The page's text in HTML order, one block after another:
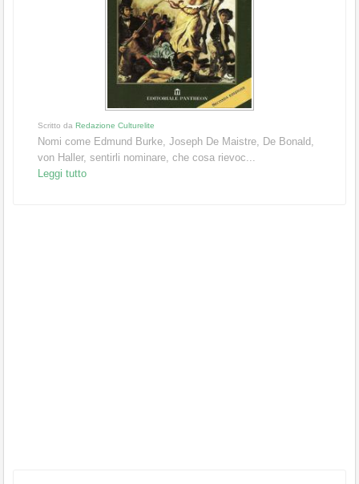
Scritto da Redazione Culturelite
Nomi come Edmund Burke, Joseph De Maistre, De Bonald,
von Haller, sentirli nominare, che cosa rievoc...
Leggi tutto